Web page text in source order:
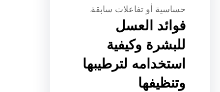
حساسية أو تفاعلات سابقة.
فوائد العسل
للبشرة وكيفية
استخدامه لترطيبها
وتنظيفها